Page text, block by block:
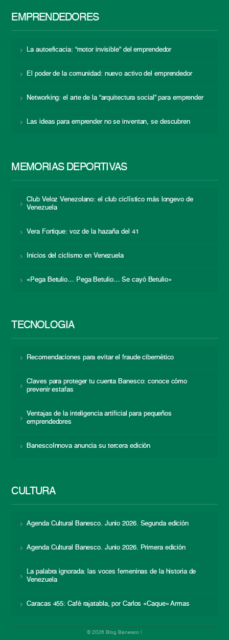
EMPRENDEDORES
La autoeficacia: “motor invisible” del emprendedor
El poder de la comunidad: nuevo activo del emprendedor
Networking: el arte de la “arquitectura social” para emprender
Las ideas para emprender no se inventan, se descubren
MEMORIAS DEPORTIVAS
Club Veloz Venezolano: el club ciclístico más longevo de
Venezuela
Vera Fortique: voz de la hazaña del 41
Inicios del ciclismo en Venezuela
«Pega Betulio… Pega Betulio… Se cayó Betulio»
TECNOLOGÍA
Recomendaciones para evitar el fraude cibernético
Claves para proteger tu cuenta Banesco: conoce cómo
prevenir estafas
Ventajas de la inteligencia artificial para pequeños
emprendedores
BanescoInnova anuncia su tercera edición
CULTURA
Agenda Cultural Banesco. Junio 2026. Segunda edición
Agenda Cultural Banesco. Junio 2026. Primera edición
La palabra ignorada: las voces femeninas de la historia de
Venezuela
Caracas 455: Café rajatabla, por Carlos «Caque» Armas
© 2026 Blog Banesco |